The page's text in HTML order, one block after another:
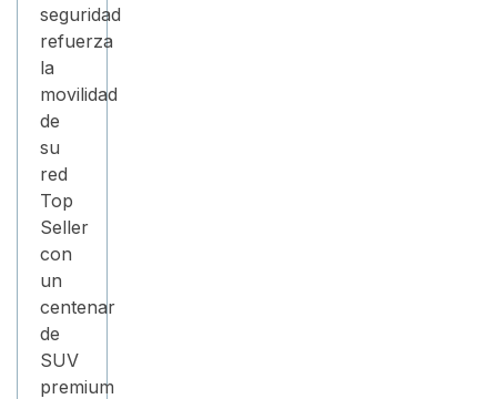
seguridad
refuerza
la
movilidad
de
su
red
Top
Seller
con
un
centenar
de
SUV
premium